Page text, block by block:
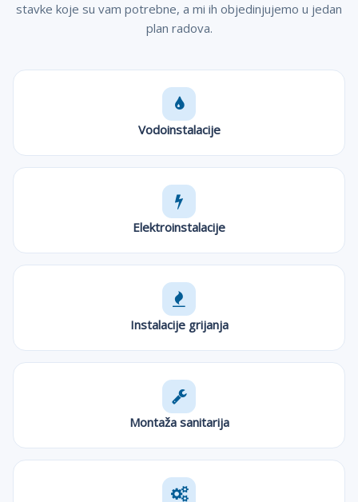
stavke koje su vam potrebne, a mi ih objedinjujemo u jedan
plan radova.
Vodoinstalacije
Elektroinstalacije
Instalacije grijanja
Montaža sanitarija